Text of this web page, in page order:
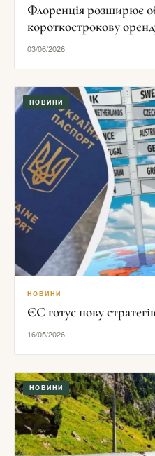
Флоренція розширює
короткострокову
03/06/2026
НОВИНИ
НОВИНИ
ЄС готує нову
16/05/2026
НОВИНИ